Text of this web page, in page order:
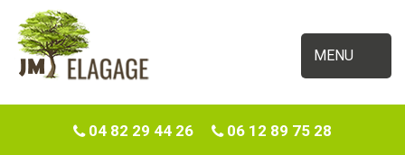
MENU
04 82 29 44 26 06 12 89 75 28